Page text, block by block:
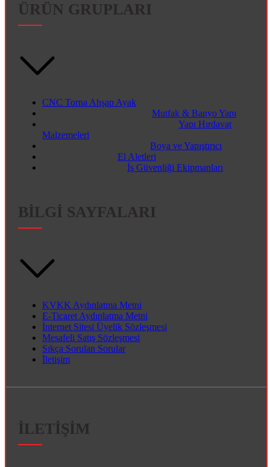
ÜRÜN GRUPLARI
CNC Torna Ahşap Ayak
Mutfak & Banyo Yapı
Yapı Hırdavat
Malzemeleri
Boya ve Yapıştırıcı
El Aletleri
İş Güvenliği Ekipmanları
BİLGİ SAYFALARI
KVKK Aydınlatma Metni
E-Ticaret Aydınlatma Metni
İnternet Sitesi Üyelik Sözleşmesi
Mesafeli Satış Sözleşmesi
Sıkça Sorulan Sorular
İletişim
İLETİŞİM